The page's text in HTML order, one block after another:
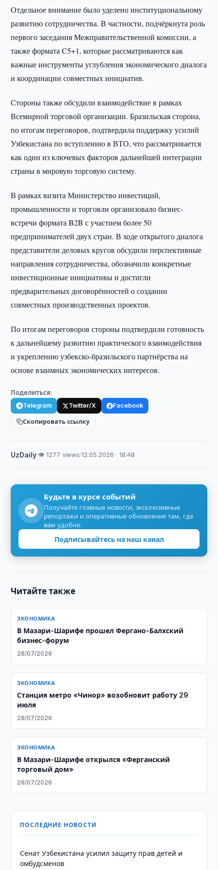
Отдельное внимание было уделено институциональному
развитию сотрудничества. В частности, подчёркнута роль
первого заседания Межправительственной комиссии, а
также формата C5+1, которые рассматриваются как
важные инструменты углубления экономического диалога
и координации совместных инициатив.
Стороны также обсудили взаимодействие в рамках
Всемирной торговой организации. Бразильская сторона,
по итогам переговоров, подтвердила поддержку усилий
Узбекистана по вступлению в ВТО, что рассматривается
как один из ключевых факторов дальнейшей интеграции
страны в мировую торговую систему.
В рамках визита Министерство инвестиций,
промышленности и торговли организовало бизнес-
встречи формата B2B с участием более 50
предпринимателей двух стран. В ходе открытого диалога
представители деловых кругов обсудили перспективные
направления сотрудничества, обозначили конкретные
инвестиционные инициативы и достигли
предварительных договорённостей о создании
совместных производственных проектов.
По итогам переговоров стороны подтвердили готовность
к дальнейшему развитию практического взаимодействия
и укреплению узбекско-бразильского партнёрства на
основе взаимных экономических интересов.
Поделиться:
Telegram Twitter/X Facebook
Скопировать ссылку
UzDaily·👁 1277 views·12.05.2026 · 18:48
Будьте в курсе событий
Получайте главные новости, эксклюзивные
репортажи и оперативные обновления там, где
вам удобно.
Подписывайтесь на наш канал
Читайте также
ЭКОНОМИКА
В Мазари-Шарифе прошел Фергано-Балхский
бизнес-форум
28/07/2026
ЭКОНОМИКА
Станция метро «Чинор» возобновит работу 29
июля
28/07/2026
ЭКОНОМИКА
В Мазари-Шарифе открылся «Ферганский
торговый дом»
28/07/2026
ПОСЛЕДНИЕ НОВОСТИ
Сенат Узбекистана усилил защиту прав детей и
омбудсменов